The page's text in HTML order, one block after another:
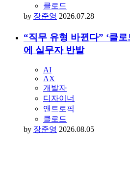
클로드
by 장준영 2026.07.28
“직무 유형 바뀐다” ‘클
에 실무자 반발
AI
AX
개발자
디자이너
앤트로픽
클로드
by 장준영 2026.08.05